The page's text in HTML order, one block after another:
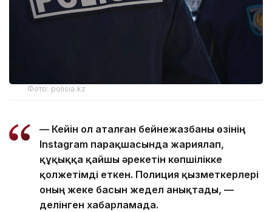
Фото: polisia.kz
— Кейін ол аталған бейнежазбаны өзінің
Instagram парақшасында жариялап,
құқыққа қайшы әрекетін көпшілікке
қолжетімді еткен. Полиция қызметкерлері
оның жеке басын жедел анықтады, —
делінген хабарламада.